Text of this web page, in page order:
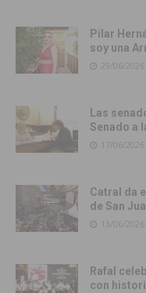
Pilar
soy una
29/06/2026
Las
Senado a
17/06/2026
Catral da
de San
13/06/2026
Rafal
con